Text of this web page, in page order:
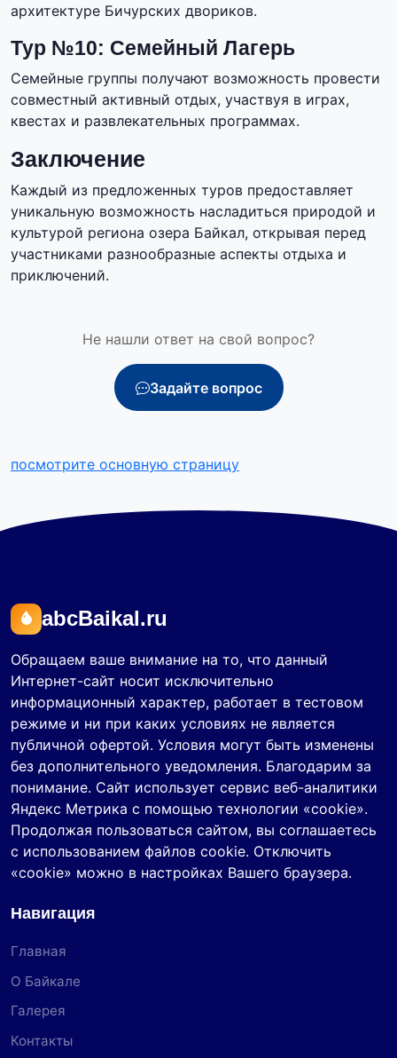
архитектуре Бичурских двориков.
Тур №10: Семейный Лагерь
Семейные группы получают возможность провести
совместный активный отдых, участвуя в играх,
квестах и развлекательных программах.
Заключение
Каждый из предложенных туров предоставляет
уникальную возможность насладиться природой и
культурой региона озера Байкал, открывая перед
участниками разнообразные аспекты отдыха и
приключений.
Не нашли ответ на свой вопрос?
Задайте вопрос
посмотрите основную страницу
abcBaikal.ru
Обращаем ваше внимание на то, что данный
Интернет-сайт носит исключительно
информационный характер, работает в тестовом
режиме и ни при каких условиях не является
публичной офертой. Условия могут быть изменены
без дополнительного уведомления. Благодарим за
понимание. Сайт использует сервис веб-аналитики
Яндекс Метрика с помощью технологии «cookie».
Продолжая пользоваться сайтом, вы соглашаетесь
с использованием файлов cookie. Отключить
«cookie» можно в настройках Вашего браузера.
Навигация
Главная
О Байкале
Галерея
Контакты